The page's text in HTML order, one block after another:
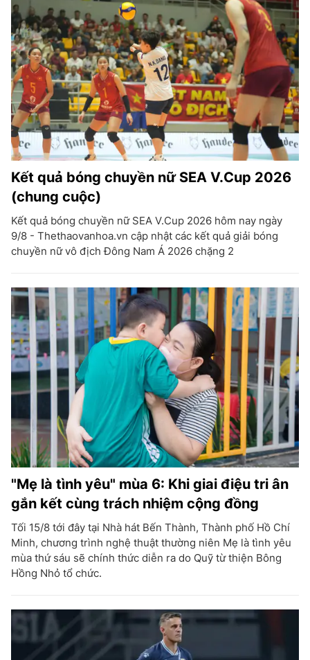
Kết quả bóng chuyền nữ SEA V.Cup 2026
(chung cuộc)
Kết quả bóng chuyền nữ SEA V.Cup 2026 hôm nay ngày
9/8 - Thethaovanhoa.vn cập nhật các kết quả giải bóng
chuyền nữ vô địch Đông Nam Á 2026 chặng 2
"Mẹ là tình yêu" mùa 6: Khi giai điệu tri ân
gắn kết cùng trách nhiệm cộng đồng
Tối 15/8 tới đây tại Nhà hát Bến Thành, Thành phố Hồ Chí
Minh, chương trình nghệ thuật thường niên Mẹ là tình yêu
mùa thứ sáu sẽ chính thức diễn ra do Quỹ từ thiện Bông
Hồng Nhỏ tổ chức.